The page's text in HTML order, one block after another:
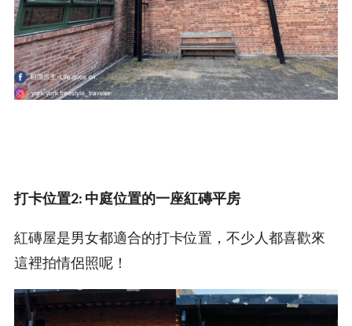
打卡位置2: 中庭位置的一座紅磚平房
紅磚屋是男女都適合的打卡位置，不少人都喜歡來
這裡拍情侶照呢！